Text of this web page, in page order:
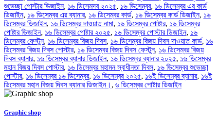
শুভেচ্ছা পোস্টার ডিজাইন, ১৬ ডিসেমদর ২০২৫, ১৬ ডিসেম্বর, ১৬ ডিসেম্বর এর কার্ড
ডিজাইন, ১৬ ডিসেম্বর এর ব্যানার, ১৬ ডিসেম্বর কার্ড, ১৬ ডিসেম্বর কার্ড ডিজাইন, ১৬
ডিসেম্বর ডিজাইন, ১৬ ডিসেম্বর দাওয়াত নামা, ১৬ ডিসেম্বর পোষ্টার, ১৬ ডিসেম্বর
পোষ্টার ডিজাইন, ১৬ ডিসেম্বর পোষ্টার ২০২৫, ১৬ ডিসেম্বর পোস্টার ডিজাইন, ১৬
ডিসেম্বর ফেস্টুন, ১৬ ডিসেম্বর বিজয় দিবস, ১৬ ডিসেম্বর বিজয় দিবস দাওয়াত কার্ড, ১৬
ডিসেম্বর বিজয় দিবস পোস্টার, ১৬ ডিসেম্বর বিজয় দিবস ফেস্টুন, ১৬ ডিসেম্বর বিজয়
দিবস ব্যানার, ১৬ ডিসেম্বর ব্যানার ডিজাইন, ১৬ ডিসেম্বর ব্যানার ২০২৫, ১৬ ডিসেম্বর
মহান বিজয় দিবস পোস্টার, ১৬ ডিসেম্বর মহামন স্বাধীনতা দিবস, ১৬ ডিসেম্বর শুভেচ্ছা
পোস্টার, ১৬ ডিসেম্বর ১৬ ডিসেম্বর, ১৬ ডিসেম্বর ২০২৫, ১৬ই ডিসেম্বর ব্যানার, ১৬ই
ডিসেম্বর মহান বিজয় দিবস ব্যানার ডিজাইন। , ৬ ডিসেম্বর পোষ্টার ডিজাইন
Graphic shop